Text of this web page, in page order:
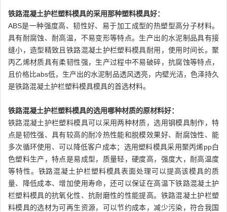
铁路混凝土护栏塑料模具的采用那种塑料模具好：
ABS是一种强度高、韧性好、易于加工成型的热塑型高分子材料。
具有耐腐蚀、耐高温，不易变形等特点。生产出的水泥制品具有接
缝小，造型精致且铁路混凝土护栏塑料模具耐用，使用时间长。聚
丙乙烯材质具有柔韧性强，生产过程中不易破碎，抗腐蚀等特点，
且价格比abs低，生产出的水泥制品透风透亮，内壁光洁，色泽持久
是铁路混凝土护栏塑料模具模具的首选材料。
铁路混凝土护栏塑料模具的选用哪种材质的原材料好：
铁路混凝土护栏塑料模具可以采用两种材质，选用钢模具制作，特
点是韧性强、具有较高的耐冷热性能和脱模效果好、耐腐蚀性、能
多次循环使用、可以降低客户成本；选用塑料模具采用聚丙烯pp白
色塑料生产，特点是易成型，质量轻，硬度高，强度大，耐高温度
等特性。铁路混凝土护栏塑料模具表面处理可以提高该模具的质
量、降低成本、增加使用寿命，还可以保证在高温下铁路混凝土护
栏塑料模具的抗氧化性、抗耐磨性的性能提高。铁路混凝土护栏塑
料模具的选材为可再生资源，可以节约成本，减少污染，符合我国